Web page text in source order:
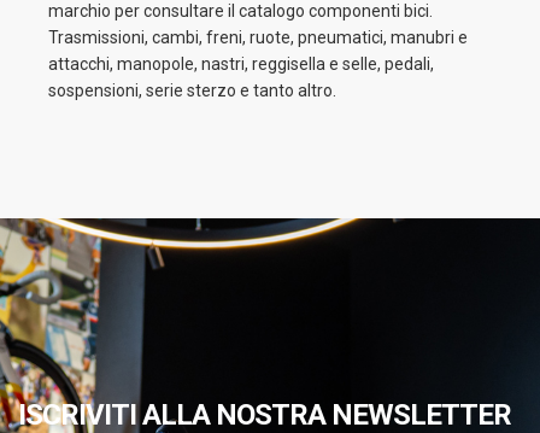
marchio per consultare il catalogo componenti bici.
Trasmissioni, cambi, freni, ruote, pneumatici, manubri e
attacchi, manopole, nastri, reggisella e selle, pedali,
sospensioni, serie sterzo e tanto altro.
ISCRIVITI ALLA NOSTRA NEWSLETTER